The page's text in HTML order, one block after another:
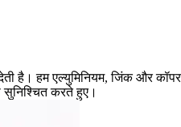
है। हम एल्युमिनियम, जिंक और
करते हुए।